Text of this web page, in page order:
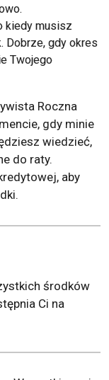
kiedy musisz
Dobrze, gdy okres
Twojego
Roczna
gdy minie
wiedzieć,
do raty.
aby
środków
Ci na